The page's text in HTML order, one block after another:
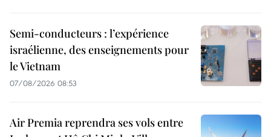
Semi-conducteurs : l’expérience
israélienne, des enseignements pour
le Vietnam
07/08/2026 08:53
Air Premia reprendra ses vols entre